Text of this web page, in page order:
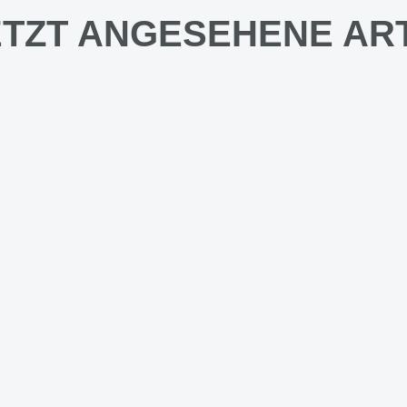
ANGESEHENE